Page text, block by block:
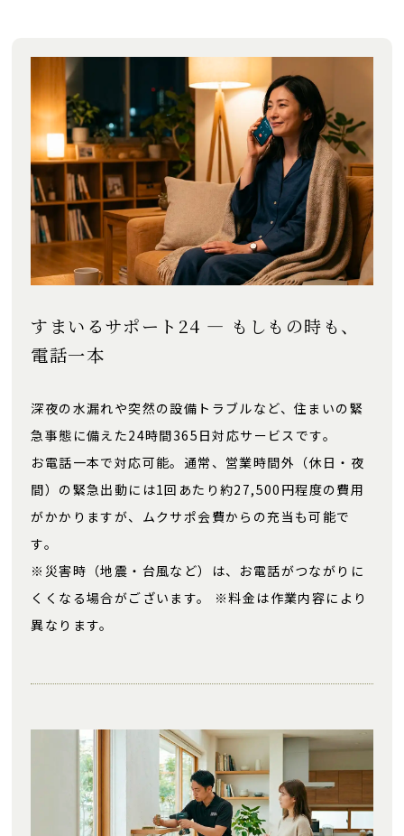
すまいるサポート24 ― もしもの時も、
電話一本
深夜の水漏れや突然の設備トラブルなど、住まいの緊
急事態に備えた24時間365日対応サービスです。
お電話一本で対応可能。通常、営業時間外（休日・夜
間）の緊急出動には1回あたり約27,500円程度の費用
がかかりますが、ムクサポ会費からの充当も可能で
す。
※災害時（地震・台風など）は、お電話がつながりに
くくなる場合がございます。 ※料金は作業内容により
異なります。